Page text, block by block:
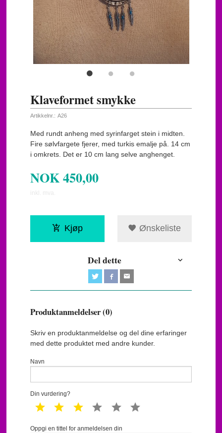
Klaveformet smykke
Artikkelnr.: A26
Med rundt anheng med syrinfarget stein i midten.
Fire sølvfargete fjerer, med turkis emalje på. 14 cm
i omkrets. Det er 10 cm lang selve anghenget.
NOK450,00
inkl. mva.
Kjøp Ønskeliste
Del dette
Produktanmeldelser (0)
Skriv en produktanmeldelse og del dine erfaringer
med dette produktet med andre kunder.
Navn
Din vurdering?
1 star 2 star 3 star 4 star 5 star
Oppgi en tittel for anmeldelsen din